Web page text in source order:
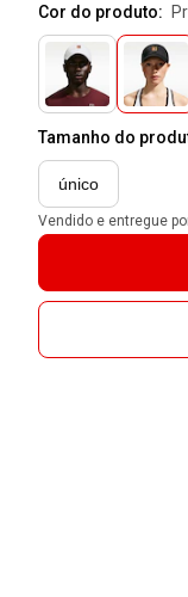
Cor do produto:
Tamanho do
único
Vendido e entregue